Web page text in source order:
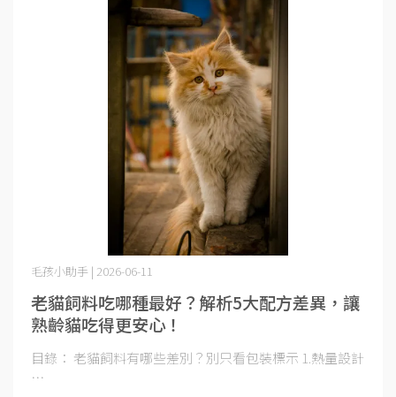
老貓飼料吃哪種最好？解析5大配方差異，讓
熟齡貓吃得更安心！
毛孩小助手 | 2026-06-11
目錄： 老貓飼料有哪些差別？別只看包裝標示 1.熱量設計
⋯